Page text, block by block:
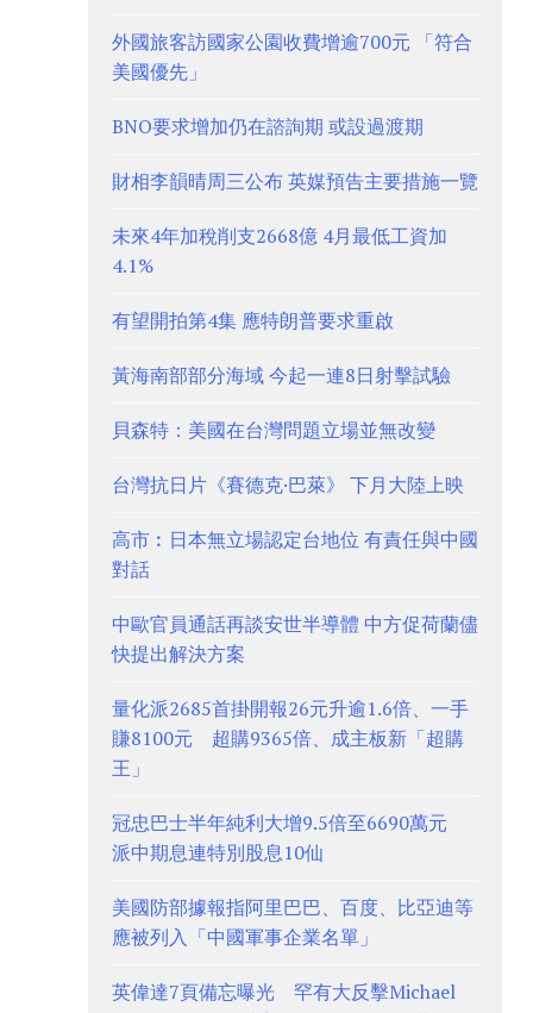
外國旅客訪國家公園收費增逾700元 「符合
美國優先」
BNO要求增加仍在諮詢期 或設過渡期
財相李韻晴周三公布 英媒預告主要措施一覽
未來4年加稅削支2668億 4月最低工資加
4.1%
有望開拍第4集 應特朗普要求重啟
黃海南部部分海域 今起一連8日射擊試驗
貝森特：美國在台灣問題立場並無改變
台灣抗日片《賽德克·巴萊》 下月大陸上映
高市︰日本無立場認定台地位 有責任與中國
對話
中歐官員通話再談安世半導體 中方促荷蘭儘
快提出解決方案
量化派2685首掛開報26元升逾1.6倍、一手
賺8100元 超購9365倍、成主板新「超購
王」
冠忠巴士半年純利大增9.5倍至6690萬元
派中期息連特別股息10仙
美國防部據報指阿里巴巴、百度、比亞迪等
應被列入「中國軍事企業名單」
英偉達7頁備忘曝光 罕有大反擊Michael